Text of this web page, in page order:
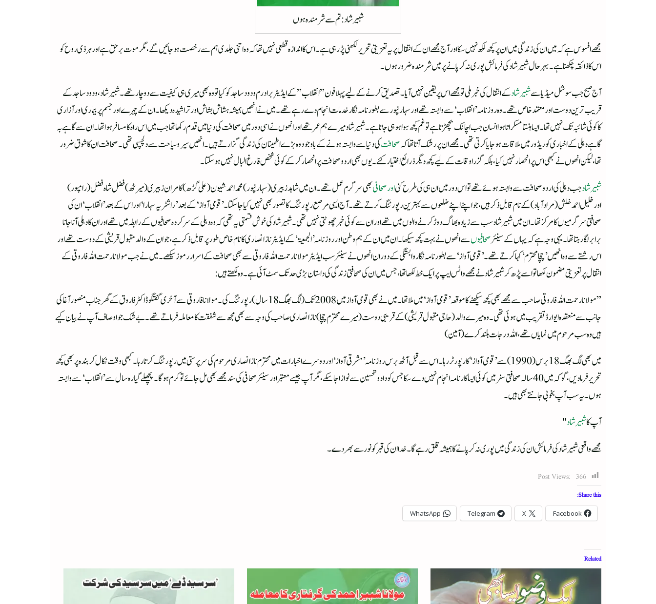
شبیر شاد : تم سے شرمندہ ہوں
مجھے افسوس ہے کہ میں ان کی زندگی میں ان پر کچھ لکھ نہیں سکااور آج مجھے ان کے انتقال پر یہ تعزیتی تحریر لکھنی پڑرہی ہے۔ اس کااندازہ قطعی نہیں تھاکہ وہ اتنی جلدی ہم سے رخصت ہوجائیں گے، مگر موت برحق ہے اور ہر ذی روح کو
اس کا ذائقہ چکھنا ہے۔ بہرحال شبیر شاد کی فرمائش پوری نہ کرپانے پر میں شرمندہ ضرور ہوں۔
آج صبح جب سوشل میڈیا سےشبیر شادکے انتقال کی خبرملی تو مجھے اس پر یقین نہیں آیا۔ تصدیق کرنے کے لیے پہلا فون ” انقلاب ” کے ایڈیٹر برادرم ودود ساجدکو کیا تو وہ بھی میری ہی کیفیت سے دوچار تھے۔شبیر شاد، ودود ساجد کے
قریب ترین دوست اور معتمد خاص تھے۔ وہ روزنامہ ’انقلاب‘ سے وابستہ تھے اور سہارنپور سے بطور نامہ نگار خدمات انجام دے رہے تھے۔ میں نے انھیں ہمیشہ ہشاش بشاش اور تراشیدہ دیکھا۔ ان کے چہرے اور جسم پر بیماری اورآزاری
کا کوئی شائبہ تک نہیں تھا۔ ایسا ہنستا مسکراتا ہوا انسان جب اچانک بچھڑتا ہے تو غم کچھ سِوا ہو ہی جاتا ہے۔شبیرشاد میرے ہم عمر تھے اور انھوں نے اسی دور میں صحافت کی دنیا میں قدم رکھا تھا جب میں اس راہ کا مسافر ہوا تھا۔ ان سے گاہے بہ
گاہے دہلی کے اخباری کوریڈور میں ملاقات ہوجایا کرتی تھی۔ مجھے ان پر رشک آتا تھا کہصحافتکی دنیا سے وابستہ ہونے کے باوجود وہ بڑے اطمینان کی زندگی گزارتے ہیں۔ انھیں سیروسیاحت سے دلچسپی تھی۔ صحافت ان کا شوق ضرور
تھا، لیکن انھوں نے کبھی اس پر انحصار نہیں کیا، بلکہ گزراوقات کے لیے کچھ دیگر ذرائع اختیار کئے۔یوں بھی اردو صحافت پر انحصار کرکے کوئی شخص فارغ البال نہیں ہوسکتا۔
شبیر شادجب دہلی کی اردو صحافت سے وابستہ ہوئے تھے تو اس دورمیں ان ہی کی طرح کئیاورصحافیبھی سرگرم عمل تھے۔ ان میں شاہد زبیری (سہارنپور) محمداحمدشیون (علی گڑھ) کامران زبیری (میرٹھ)فضل شاہ فضل (رامپور)
اورخلیل احمدخلش (مرادآباد)کے نام قابل ذکر ہیں، جو اپنے اپنے ضلعوں سے بہترین رپورٹنگ کرتے تھے۔آج ایسی مرصع رپورٹنگ کا تصور بھی نہیں کیا جاسکتا۔’قومی آواز‘ کے بعد ’راشٹریہ سہارا‘اور اس کے بعد ’انقلاب‘ ان کی
صحافتی سرگرمیوں کا مرکز تھا۔ ان میں شبیر شاد سب سے زیادہ بھاگ دوڑ کرنے والوں میں تھے اور ان سے کوئی خبر چھوٹتی نہیں تھی۔شبیر شاد کی خوش قسمتی یہ تھی کہ وہ دہلی کے سرکردہ صحافیوں کے رابطہ میں تھے اور ان کا دہلی آنا جانا
برابر لگا رہتا تھا۔ یہی وجہ ہے کہ یہاں کے سینئرصحافیوںسے انھوں نے بہت کچھ سیکھا۔ ان میں ان کے ہم وطن اور روزنامہ ’الجمعیۃ‘ کے ایڈیٹر ناز انصاری کا نام خاص طورپر قابل ذکر ہے، جو ان کے والد مقبول قریشی کے دوست تھے او ر
اس رشتے سے وہ انھیں ’چچا محترم‘کہا کرتے تھے۔ ’قومی آواز‘ سے بطور نامہ نگار وابستگی کے دوران انھوں نے سینئر سب ایڈیٹر مولانا رحمت اللہ فاروقی سے بھی صحافت کے اسراررموز سیکھے۔ میں نے جب مولانا رحمت اللہ فاروقی کے
انتقال پر تعزیتی مضمون لکھا تو اسے پڑھ کر شبیر شاد نے مجھے واٹس ایپ پر ایک خط لکھا تھا، جس میں ان کی صحافتی زندگی کی داستان بڑی حدتک سمٹ آئی ہے۔ وہ لکھتے ہیں:
”مولانا رحمت اللہ فاروقی صاحب سے مجھے بھی کچھ سیکھنے کا موقعہ’قومی آواز‘میں ملا تھا۔میں نے بھی قومی آواز میں 2008تک (لگ بھگ18 سال)رپورٹنگ کی۔ مولانا فاروقی سے آخری گفتگو ڈاکٹر فاروق کے گھر جناب منصور آغا کی
جانب سے منعقدہ ایوارڈ تقریب میں ہوئی تھی۔وہ میرے والد (حاجی مقبول قریشی)کے قریبی دوست (میرے محترم چچا)ناز انصاری صاحب کی وجہ سے بھی مجھ سے شفقت کا معاملہ فرماتے تھے۔ بے شک جو اوصاف آپ نے بیان کیے
ہیں وہ سب مرحوم میں نمایاں تھے،اللہ درجات بلند کرے(آمین)
میں بھی لگ بھگ18 برس (1990) سے’قومی آواز‘ کا رپورٹر رہا۔ اس سے قبل آٹھ برس روزنامہ’مشرقی آواز‘ اور دوسرے اخبارات میں محترم ناز انصاری مرحوم کی سرپرستی میں رپورٹنگ کرتا رہا۔ کبھی وقت نکال کر بندہ پر بھی کچھ
تحریر فرمادیں، گو کہ میں 40 سالہ صحافتی سفر میں کوئی ایسا کارنامہ انجام نہیں دے سکا جس کو داد و تحسین سے نوازا جا سکے ، مگر آپ جیسے معتبر اور سینئر صحافی کی سند مجھے بھی مل جائے تو کرم ہوگا۔ پچھلے گیارہ سال سے’انقلاب‘ سے وابستہ
ہوں۔ یہ سب آپ بخوبی جانتے بھی ہیں۔
آپ کاشبیر شاد"
مجھے واقعی شبیر شاد کی فرمائش ان کی زندگی میں پوری نہ کرپانے کا ہمیشہ قلق رہے گا۔ خدا ان کی قبر کو نور سے بھردے۔
Post Views: 366
Share this:
Facebook
X
Telegram
WhatsApp
Related